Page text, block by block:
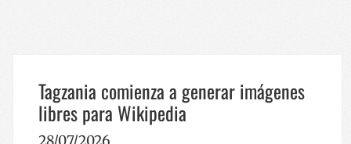
Tagzania comienza a generar imágenes
libres para Wikipedia